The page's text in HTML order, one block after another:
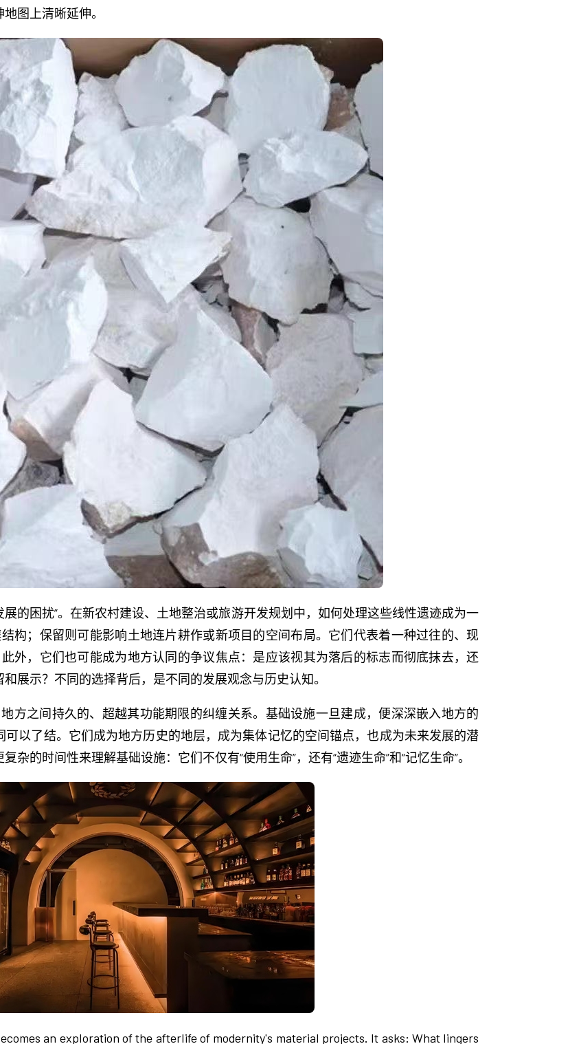
图上清晰延伸。
的困扰”。在新农村建设、土地整治或旅游开发规划中，如何处理这些线性遗迹成为一
构；保留则可能影响土地连片耕作或新项目的空间布局。它们代表着一种过往的、现
外，它们也可能成为地方认同的争议焦点：是应该视其为落后的标志而彻底抹去，还
展示？不同的选择背后，是不同的发展观念与历史认知。
方之间持久的、超越其功能期限的纠缠关系。基础设施一旦建成，便深深嵌入地方的
可以了结。它们成为地方历史的地层，成为集体记忆的空间锚点，也成为未来发展的潜
杂的时间性来理解基础设施：它们不仅有“使用生命”，还有“遗迹生命”和“记忆生命”。
an exploration of the afterlife of modernity's material projects. It asks: What lingers